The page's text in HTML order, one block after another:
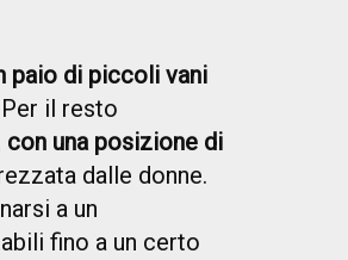
paio di piccoli vani
il resto
con una posizione di
dalle donne.
a un
fino a un certo